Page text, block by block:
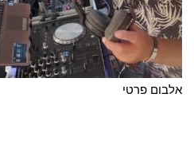
אלבום פרטי